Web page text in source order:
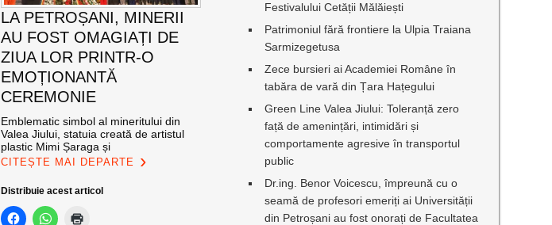
LA PETROȘANI, MINERII
AU FOST OMAGIAȚI DE
ZIUA LOR PRINTR-O
EMOȚIONANTĂ
CEREMONIE
Emblematic simbol al mineritului din
Valea Jiului, statuia creată de artistul
plastic Mimi Șaraga și
CITEȘTE MAI DEPARTE
Distribuie acest articol
Festivalului Cetății Mălăiești
Patrimoniul fără frontiere la Ulpia Traiana
Sarmizegetusa
Zece bursieri ai Academiei Române în
tabăra de vară din Țara Hațegului
Green Line Valea Jiului: Toleranță zero
față de amenințări, intimidări și
comportamente agresive în transportul
public
Dr.ing. Benor Voicescu, împreună cu o
seamă de profesori emeriți ai Universității
din Petroșani au fost onorați de Facultatea